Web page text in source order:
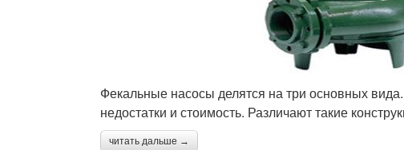
Фекальные насосы делятся на три основных
недостатки и стоимость. Различают такие
читать дальше →